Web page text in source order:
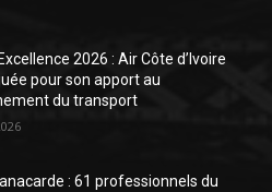
2026 : Air Côte d’Ivoire
pour son apport au
du transport
: 61 professionnels du